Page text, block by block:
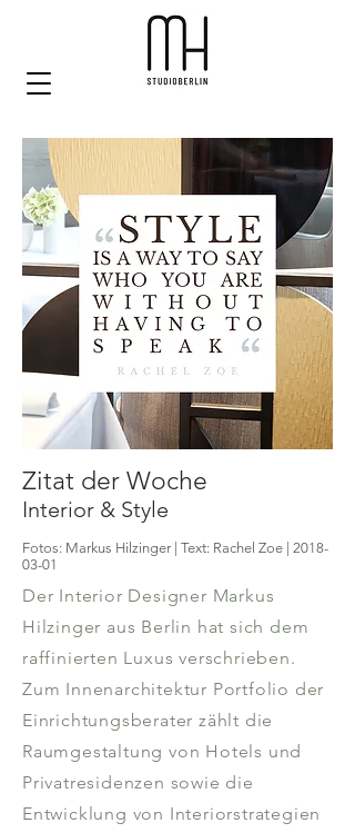
Zitat der Woche
Interior & Style
Fotos: Markus Hilzinger | Text: Rachel Zoe | 2018-
03-01
Der Interior Designer Markus
Hilzinger aus Berlin hat sich dem
raffinierten Luxus verschrieben.
Zum Innenarchitektur Portfolio der
Einrichtungsberater zählt die
Raumgestaltung von Hotels und
Privatresidenzen sowie die
Entwicklung von Interiorstrategien